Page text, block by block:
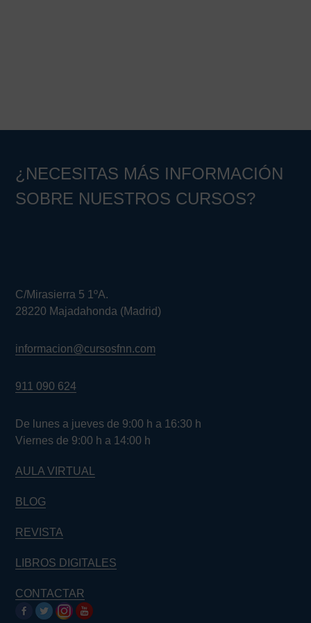
¿NECESITAS MÁS INFORMACIÓN
SOBRE NUESTROS CURSOS?
C/Mirasierra 5 1ºA.
28220 Majadahonda (Madrid)
informacion@cursosfnn.com
911 090 624
De lunes a jueves de 9:00 h a 16:30 h
Viernes de 9:00 h a 14:00 h
AULA VIRTUAL
BLOG
REVISTA
LIBROS DIGITALES
CONTACTAR